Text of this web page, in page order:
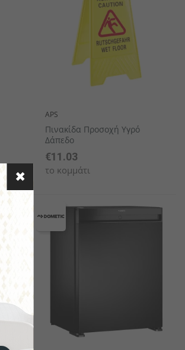
APS
Πινακίδα Προσοχή Υγρό
Δάπεδο
€11.03
το κομμάτι